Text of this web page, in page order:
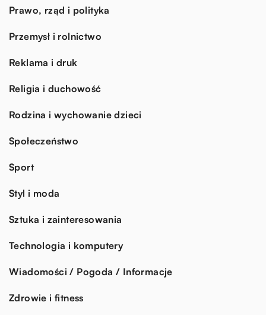
Prawo, rząd i polityka
Przemysł i rolnictwo
Reklama i druk
Religia i duchowość
Rodzina i wychowanie dzieci
Społeczeństwo
Sport
Styl i moda
Sztuka i zainteresowania
Technologia i komputery
Wiadomości / Pogoda / Informacje
Zdrowie i fitness